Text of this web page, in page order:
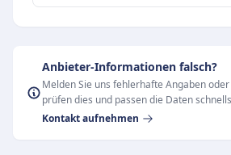
Anbieter-Informationen falsch?
Melden Sie uns fehlerhafte Angaben
prüfen dies und passen die Daten
Kontakt aufnehmen